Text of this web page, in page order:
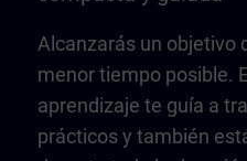
Alcanzarás un objetivo
menor tiempo posible.
aprendizaje te guía a
prácticos y también